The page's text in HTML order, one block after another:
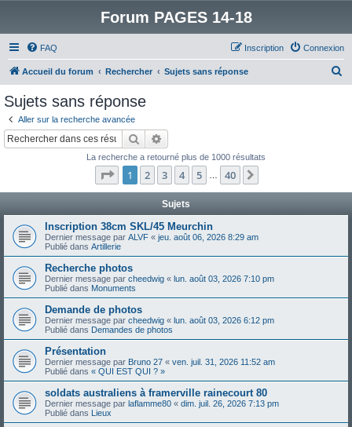
Forum PAGES 14-18
FAQ Connexion
Inscription
Accueil du forum Rechercher Sujets sans réponse
Sujets sans réponse
Aller sur la recherche avancée
Rechercher
La recherche a retourné plus de 1000 résultats
Page 1sur40
1 2 3 4 5 40
Sujets
Inscription 38cm SKL/45 Meurchin
Dernier message par ALVF « jeu. août 06, 2026 8:29 am
Publié dans Artillerie
Recherche photos
Dernier message par cheedwig « lun. août 03, 2026 7:10 pm
Publié dans Monuments
Demande de photos
Dernier message par cheedwig « lun. août 03, 2026 6:12 pm
Publié dans Demandes de photos
Présentation
Dernier message par Bruno 27 « ven. juil. 31, 2026 11:52 am
Publié dans « QUI EST QUI ? »
soldats australiens à framerville rainecourt 80
Dernier message par laflamme80 « dim. juil. 26, 2026 7:13 pm
Publié dans Lieux